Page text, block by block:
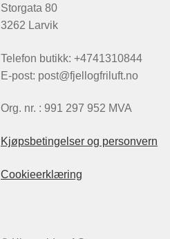
Storgata 80
3262 Larvik
Telefon butikk: +4741310844
E-post: post@fjellogfriluft.no
Org. nr. : 991 297 952 MVA
Kjøpsbetingelser og personvern
Cookieerklæring